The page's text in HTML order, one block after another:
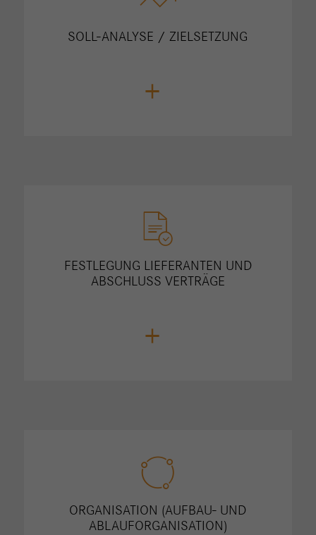
SOLL-ANALYSE / ZIELSETZUNG
+
FESTLEGUNG LIEFERANTEN UND
ABSCHLUSS VERTRÄGE
+
ORGANISATION (AUFBAU- UND
ABLAUFORGANISATION)